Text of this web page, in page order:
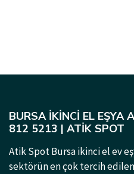
BURSA İKINCI EL EŞYA
812 5213 | ATIK SPOT
Atik Spot Bursa ikinci el ev
sektörün en çok tercih